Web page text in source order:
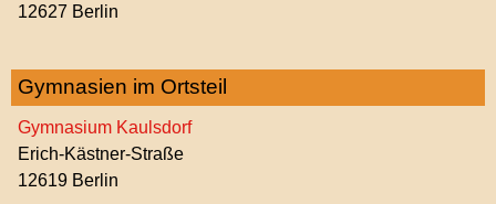
12627 Berlin
Gymnasien im Ortsteil
Gymnasium Kaulsdorf
Erich-Kästner-Straße
12619 Berlin